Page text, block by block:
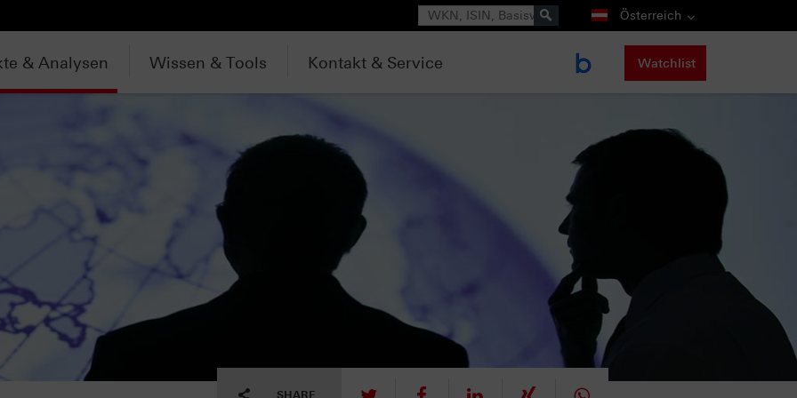
Suche Österreich
& Analysen Wissen & Tools Kontakt & Service Watchlist
SHARE tweet mitteilen